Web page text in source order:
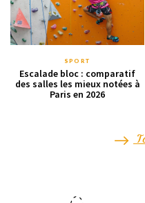
SPORT
Escalade bloc : comparatif
des salles les mieux notées à
Paris en 2026